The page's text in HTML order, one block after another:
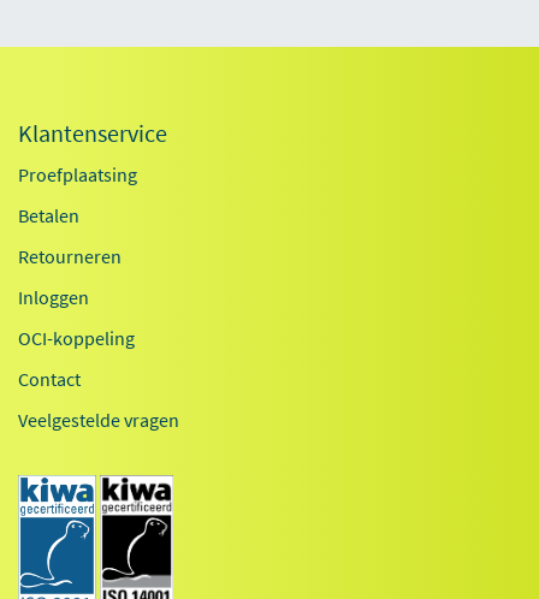
Klantenservice
Proefplaatsing
Betalen
Retourneren
Inloggen
OCI-koppeling
Contact
Veelgestelde vragen